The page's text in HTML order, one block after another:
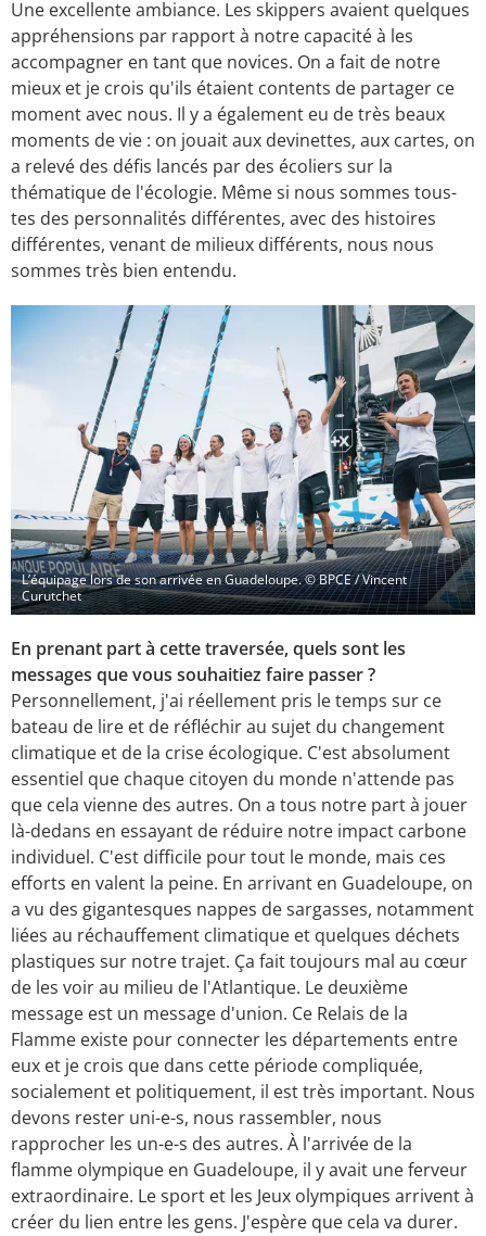
Une excellente ambiance. Les skippers avaient quelques
appréhensions par rapport à notre capacité à les
accompagner en tant que novices. On a fait de notre
mieux et je crois qu'ils étaient contents de partager ce
moment avec nous. Il y a également eu de très beaux
moments de vie : on jouait aux devinettes, aux cartes, on
a relevé des défis lancés par des écoliers sur la
thématique de l'écologie. Même si nous sommes tous-
tes des personnalités différentes, avec des histoires
différentes, venant de milieux différents, nous nous
sommes très bien entendu.
L’équipage lors de son arrivée en Guadeloupe.© BPCE / Vincent
Curutchet
En prenant part à cette traversée, quels sont les
messages que vous souhaitiez faire passer ?
Personnellement, j'ai réellement pris le temps sur ce
bateau de lire et de réfléchir au sujet du changement
climatique et de la crise écologique. C'est absolument
essentiel que chaque citoyen du monde n'attende pas
que cela vienne des autres. On a tous notre part à jouer
là-dedans en essayant de réduire notre impact carbone
individuel. C'est difficile pour tout le monde, mais ces
efforts en valent la peine. En arrivant en Guadeloupe, on
a vu des gigantesques nappes de sargasses, notamment
liées au réchauffement climatique et quelques déchets
plastiques sur notre trajet. Ça fait toujours mal au cœur
de les voir au milieu de l'Atlantique. Le deuxième
message est un message d'union. Ce Relais de la
Flamme existe pour connecter les départements entre
eux et je crois que dans cette période compliquée,
socialement et politiquement, il est très important. Nous
devons rester uni-e-s, nous rassembler, nous
rapprocher les un-e-s des autres. À l'arrivée de la
flamme olympique en Guadeloupe, il y avait une ferveur
extraordinaire. Le sport et les Jeux olympiques arrivent à
créer du lien entre les gens. J'espère que cela va durer.